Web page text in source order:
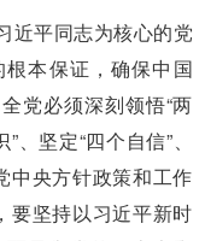
近平同志为核心的党
本保证，确保中国
党必须深刻领悟“两
坚定“四个自信”、
中央方针政策和工作
要坚持以习近平新时